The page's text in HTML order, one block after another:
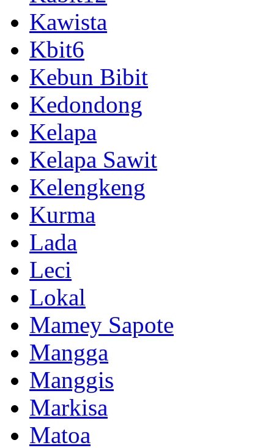
Kawista
Kbit6
Kebun Bibit
Kedondong
Kelapa
Kelapa Sawit
Kelengkeng
Kurma
Lada
Leci
Lokal
Mamey Sapote
Mangga
Manggis
Markisa
Matoa